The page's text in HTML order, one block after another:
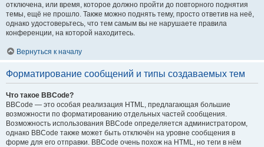
отключена, или время, которое должно пройти до повторного поднятия
темы, ещё не прошло. Также можно поднять тему, просто ответив на неё,
однако удостоверьтесь, что тем самым вы не нарушаете правила
конференции, на которой находитесь.
Вернуться к началу
Форматирование сообщений и типы создаваемых тем
Что такое BBCode?
BBCode — это особая реализация HTML, предлагающая большие
возможности по форматированию отдельных частей сообщения.
Возможность использования BBCode определяется администратором,
однако BBCode также может быть отключён на уровне сообщения в
форме для его отправки. BBCode очень похож на HTML, но теги в нём